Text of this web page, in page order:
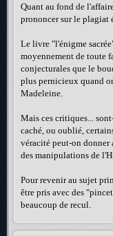
Quant au fond de
prononcer sur le plagiat
Le livre "l'énigme
moyennement de toute
conjecturales que le
plus pernicieux quand
Madeleine.
Mais ces critiques...
caché, ou oublié,
véracité peut-on donner
des manipulations de
Pour revenir au sujet
être pris avec des
beaucoup de recul.